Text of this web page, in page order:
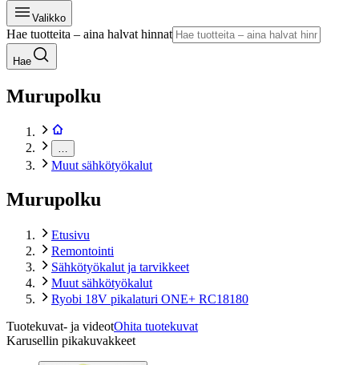
Valikko
Hae tuotteita – aina halvat hinnat
Hae
Murupolku
Muut sähkötyökalut
Murupolku
Etusivu
Remontointi
Sähkötyökalut ja tarvikkeet
Muut sähkötyökalut
Ryobi 18V pikalaturi ONE+ RC18180
Tuotekuvat- ja videotOhita tuotekuvat
Karusellin pikakuvakkeet